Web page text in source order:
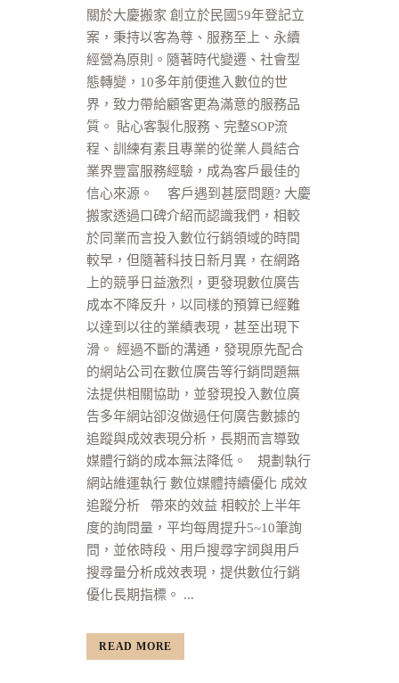
關於大慶搬家 創立於民國59年登記立
案，秉持以客為尊、服務至上、永續
經營為原則。隨著時代變遷、社會型
態轉變，10多年前便進入數位的世
界，致力帶給顧客更為滿意的服務品
質。 貼心客製化服務、完整SOP流
程、訓練有素且專業的從業人員結合
業界豐富服務經驗，成為客戶最佳的
信心來源。 客戶遇到甚麼問題? 大慶
搬家透過口碑介紹而認識我們，相較
於同業而言投入數位行銷領域的時間
較早，但隨著科技日新月異，在網路
上的競爭日益激烈，更發現數位廣告
成本不降反升，以同樣的預算已經難
以達到以往的業績表現，甚至出現下
滑。 經過不斷的溝通，發現原先配合
的網站公司在數位廣告等行銷問題無
法提供相關協助，並發現投入數位廣
告多年網站卻沒做過任何廣告數據的
追蹤與成效表現分析，長期而言導致
媒體行銷的成本無法降低。 規劃執行
網站維運執行 數位媒體持續優化 成效
追蹤分析 帶來的效益 相較於上半年
度的詢問量，平均每周提升5~10筆詢
問，並依時段、用戶搜尋字詞與用戶
搜尋量分析成效表現，提供數位行銷
優化長期指標。 ...
READ MORE